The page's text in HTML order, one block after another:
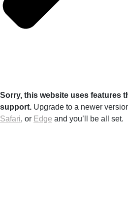
Sorry, this website uses features
support. Upgrade to a newer
Safari, or Edge and you’ll be all set.